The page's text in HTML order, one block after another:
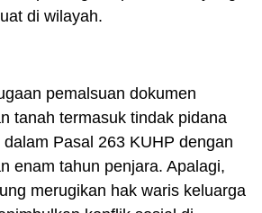
di wilayah.
pemalsuan dokumen
tanah termasuk tindak pidana
Pasal 263 KUHP dengan
enam tahun penjara. Apalagi,
merugikan hak waris keluarga